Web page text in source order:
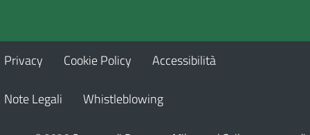
Privacy Cookie Policy Accessibilità
Note Legali Whistleblowing